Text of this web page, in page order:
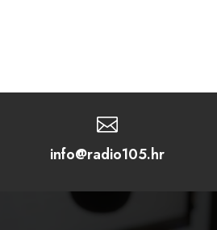

info@radio105.hr